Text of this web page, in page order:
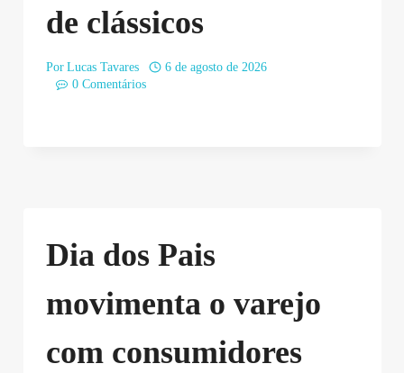
de clássicos
Por Lucas Tavares
6 de agosto de 2026
0 Comentários
Dia dos Pais
movimenta o varejo
com consumidores